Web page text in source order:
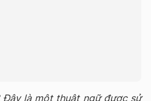
Đây là một thuật ngữ được sử